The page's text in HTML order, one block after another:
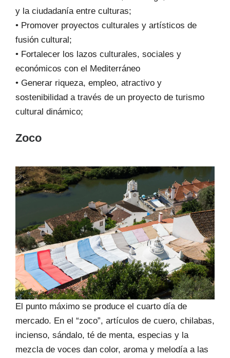
y la ciudadanía entre culturas;
• Promover proyectos culturales y artísticos de
fusión cultural;
• Fortalecer los lazos culturales, sociales y
económicos con el Mediterráneo
• Generar riqueza, empleo, atractivo y
sostenibilidad a través de un proyecto de turismo
cultural dinámico;
Zoco
El punto máximo se produce el cuarto día de
mercado. En el “zoco”, artículos de cuero, chilabas,
incienso, sándalo, té de menta, especias y la
mezcla de voces dan color, aroma y melodía a las